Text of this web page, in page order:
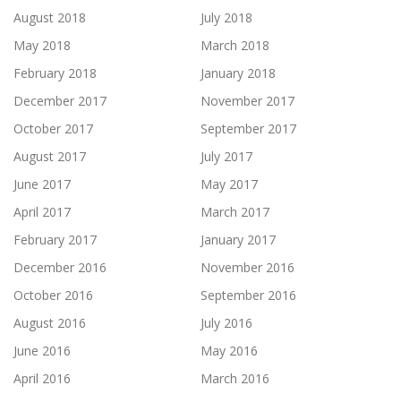
August 2018
July 2018
May 2018
March 2018
February 2018
January 2018
December 2017
November 2017
October 2017
September 2017
August 2017
July 2017
June 2017
May 2017
April 2017
March 2017
February 2017
January 2017
December 2016
November 2016
October 2016
September 2016
August 2016
July 2016
June 2016
May 2016
April 2016
March 2016